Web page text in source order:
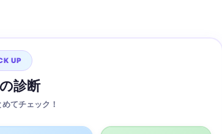
UP
診断
てチェック！